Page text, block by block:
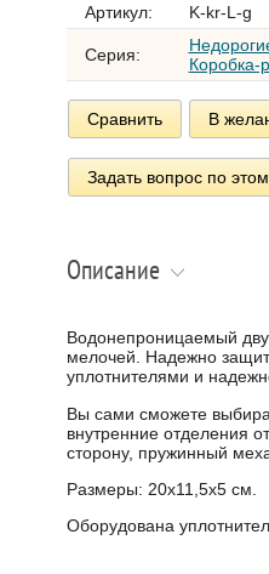
Артикул:
K-kr-L-g
Серия:
Коробка-
Сравнить В
Задать вопрос по
Описание
Водонепроницаемый
мелочей. Надежно
уплотнителями и
Вы сами сможете
внутренние отделения
сторону, пружинный
Размеры: 20х11,5х5 см.
Оборудована